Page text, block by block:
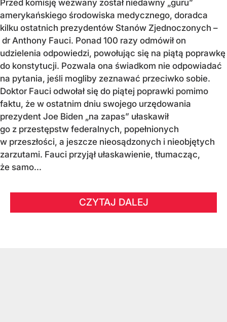
Przed komisję wezwany został niedawny „guru”
amerykańskiego środowiska medycznego, doradca
kilku ostatnich prezydentów Stanów Zjednoczonych –
dr Anthony Fauci. Ponad 100 razy odmówił on
udzielenia odpowiedzi, powołując się na piątą poprawkę
do konstytucji. Pozwala ona świadkom nie odpowiadać
na pytania, jeśli mogliby zeznawać przeciwko sobie.
Doktor Fauci odwołał się do piątej poprawki pomimo
faktu, że w ostatnim dniu swojego urzędowania
prezydent Joe Biden „na zapas” ułaskawił
go z przestępstw federalnych, popełnionych
w przeszłości, a jeszcze nieosądzonych i nieobjętych
zarzutami. Fauci przyjął ułaskawienie, tłumacząc,
że samo...
CZYTAJ DALEJ